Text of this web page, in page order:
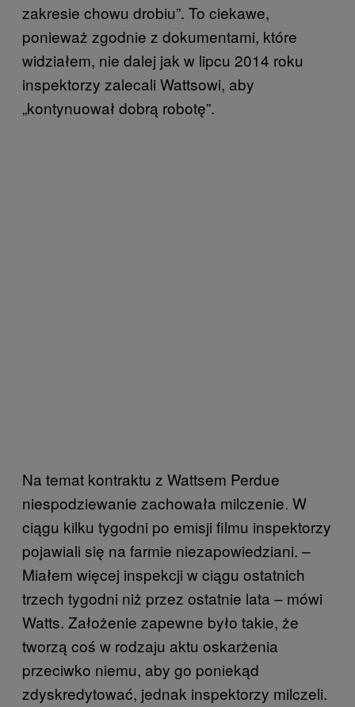
zakresie chowu drobiu”. To ciekawe,
ponieważ zgodnie z dokumentami, które
widziałem, nie dalej jak w lipcu 2014 roku
inspektorzy zalecali Wattsowi, aby
„kontynuował dobrą robotę”.
Na temat kontraktu z Wattsem Perdue
niespodziewanie zachowała milczenie. W
ciągu kilku tygodni po emisji filmu inspektorzy
pojawiali się na farmie niezapowiedziani. –
Miałem więcej inspekcji w ciągu ostatnich
trzech tygodni niż przez ostatnie lata – mówi
Watts. Założenie zapewne było takie, że
tworzą coś w rodzaju aktu oskarżenia
przeciwko niemu, aby go poniekąd
zdyskredytować, jednak inspektorzy milczeli.